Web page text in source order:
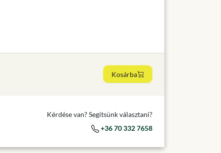
Kosárba
Kérdése van? Segítsünk választani?
+36 70 332 7658